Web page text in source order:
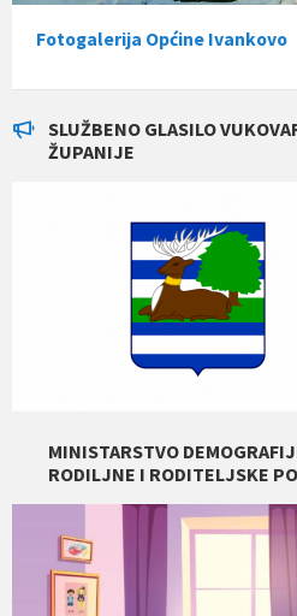
Fotogalerija Općine Ivankovo
SLUŽBENO GLASILO
ŽUPANIJE
MINISTARSTVO
RODILJNE I RODITELJSKE